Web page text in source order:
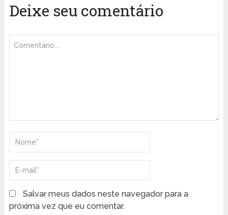
Deixe seu comentário
Salvar meus dados neste navegador para a
próxima vez que eu comentar.